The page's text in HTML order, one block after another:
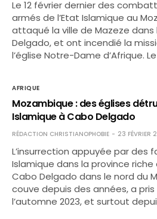
Le 12 février dernier des
armés de l’Etat Islamique au
attaqué la ville de Mazeze
Delgado, et ont incendié la
l’église Notre-Dame d’Afrique.
AFRIQUE
Mozambique : des églises
Islamique à Cabo Delgado
RÉDACTION CHRISTIANOPHOBIE 23 FÉVRIER
L’insurrection appuyée par des
Islamique dans la province
Cabo Delgado dans le nord du
couve depuis des années, a pris
l’automne 2023, et surtout